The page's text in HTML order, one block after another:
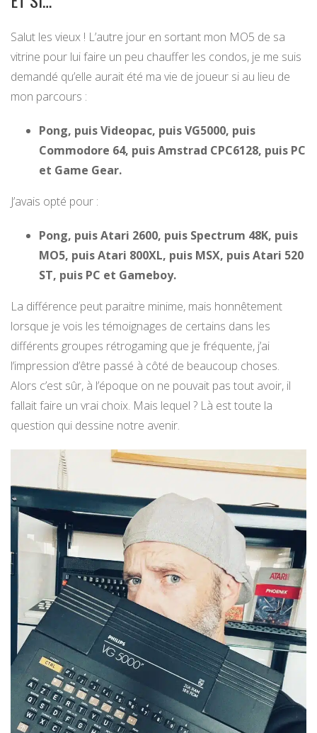
Salut les vieux ! L’autre jour en sortant mon MO5 de sa
vitrine pour lui faire un peu chauffer les condos, je me suis
demandé qu’elle aurait été ma vie de joueur si au lieu de
mon parcours :
Pong, puis Videopac, puis VG5000, puis
Commodore 64, puis Amstrad CPC6128, puis PC
et Game Gear.
J’avais opté pour :
Pong, puis Atari 2600, puis Spectrum 48K, puis
MO5, puis Atari 800XL, puis MSX, puis Atari 520
ST, puis PC et Gameboy.
La différence peut paraitre minime, mais honnêtement
lorsque je vois les témoignages de certains dans les
différents groupes rétrogaming que je fréquente, j’ai
l’impression d’être passé à côté de beaucoup choses.
Alors c’est sûr, à l’époque on ne pouvait pas tout avoir, il
fallait faire un vrai choix. Mais lequel ? Là est toute la
question qui dessine notre avenir.